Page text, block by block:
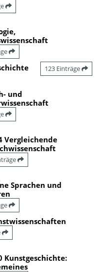
123 Einträge
und
Vergleichende
Sprachen und
Kunstgeschichte: